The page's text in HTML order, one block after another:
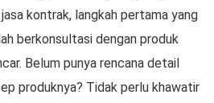
kontrak, langkah pertama yang
berkonsultasi dengan produk
Belum punya rencana detail
produknya? Tidak perlu khawatir